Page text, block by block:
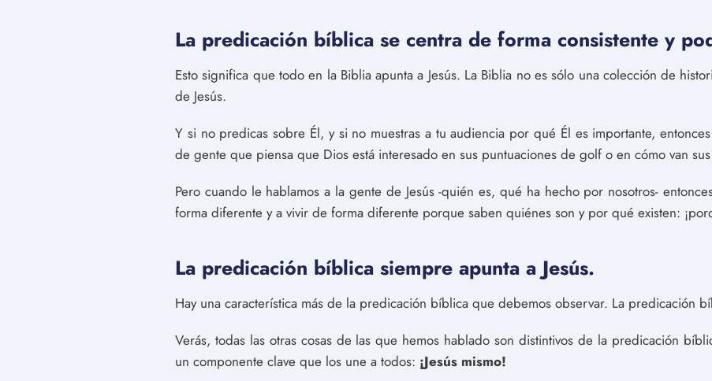
La predicación bíblica se centra de forma consistente y
Esto significa que todo en la Biblia apunta a Jesús. La Biblia no es sólo una colección de
de Jesús.
Y si no predicas sobre Él, y si no muestras a tu audiencia por qué Él es importante,
de gente que piensa que Dios está interesado en sus puntuaciones de golf o en cómo van sus
Pero cuando le hablamos a la gente de Jesús -quién es, qué ha hecho por nosotros-
forma diferente y a vivir de forma diferente porque saben quiénes son y por qué existen:
La predicación bíblica siempre apunta a Jesús.
Hay una característica más de la predicación bíblica que debemos observar. La predicación
Verás, todas las otras cosas de las que hemos hablado son distintivos de la predicación
un componente clave que los une a todos: ¡Jesús mismo!